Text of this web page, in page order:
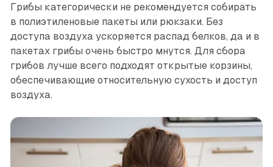
Грибы категорически не рекомендуется собирать
в полиэтиленовые пакеты или рюкзаки. Без
доступа воздуха ускоряется распад белков, да и в
пакетах грибы очень быстро мнутся. Для сбора
грибов лучше всего подходят открытые корзины,
обеспечивающие относительную сухость и доступ
воздуха.